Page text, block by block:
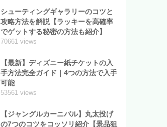
シューティングギャラリーのコツと
攻略方法を解説【ラッキーを高確率
でゲットする秘密の方法も紹介】
70661 views
【最新】ディズニー紙チケットの入
手方法完全ガイド｜4つの方法で入手
可能
53561 views
【ジャングルカーニバル】丸太投げ
の7つのコツをコッソリ紹介【景品狙